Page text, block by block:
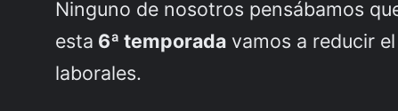
Ninguno de nosotros pensábamos
esta 6ª temporada vamos a reducir
laborales.